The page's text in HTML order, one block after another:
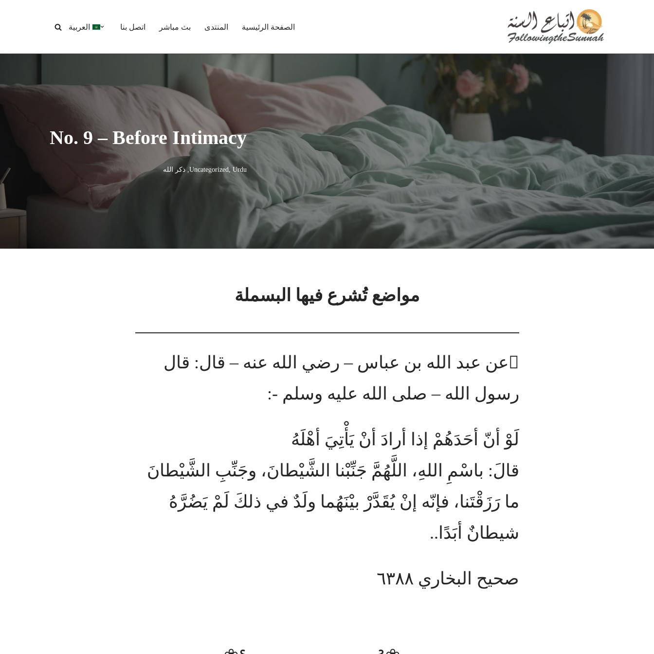
المحتوى
الصفحة الرئيسية المنتدى بث مباشر اتصل بنا العربية
No. 9 – Before Intimacy
Uncategorized Urdu
,ذكر الله
مواضع تُشرع فيها البسملة
عن عبد الله بن عباس – رضي الله عنه – قال: قال
رسول الله – صلى الله عليه وسلم -:
لَوْ أنّ أحَدَهُمْ إذا أرادَ أنْ يَأْتِيَ أهْلَهُ
قالَ: باسْمِ اللهِ، اللَّهُمَّ جَنِّبْنا الشَّيْطانَ، وجَنِّبِ الشَّيْطانَ
ما رَزَقْتَنا، فإنّه إنْ يُقَدَّرْ بيْنَهُما ولَدٌ في ذلكَ لَمْ يَضُرَّهُ
شيطانٌ أبَدًا..
صحيح البخاري ٦٣٨٨